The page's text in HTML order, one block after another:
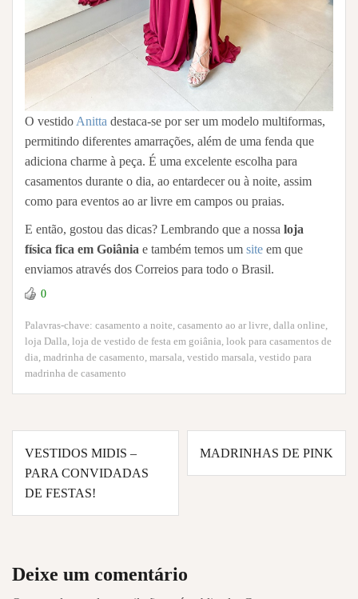
O vestido Anitta destaca-se por ser um modelo multiformas,
permitindo diferentes amarrações, além de uma fenda que
adiciona charme à peça. É uma excelente escolha para
casamentos durante o dia, ao entardecer ou à noite, assim
como para eventos ao ar livre em campos ou praias.
E então, gostou das dicas? Lembrando que a nossa loja
física fica em Goiânia e também temos um site em que
enviamos através dos Correios para todo o Brasil.
0
Palavras-chave: casamento a noite, casamento ao ar livre, dalla online,
loja Dalla, loja de vestido de festa em goiânia, look para casamentos de
dia, madrinha de casamento, marsala, vestido marsala, vestido para
madrinha de casamento
Navegação
de
Post
VESTIDOS MIDIS –
PARA CONVIDADAS
DE FESTAS!
MADRINHAS DE PINK
Deixe um comentário